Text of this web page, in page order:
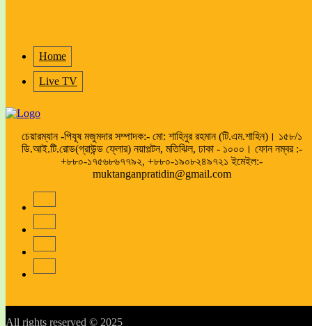
Home
Live TV
চেয়ারম্যান -পিযূষ মজুমদার সম্পাদক:- মো: শাহিনুর রহমান (টি.এম.শাহিন)। ১৫৮/১
ডি.আই.টি.রোড(গ্রাউন্ড ফ্লোর) নয়াপল্টন, মতিঝিল, ঢাকা - ১০০০। ফোন নম্বর :-
+৮৮০-১৭৫৬৮৬৭৭৯২, +৮৮০-১৯০৮২৪৯৭২১ ইমেইল:-
muktanganpratidin@gmail.com
All rights reserved © 2025